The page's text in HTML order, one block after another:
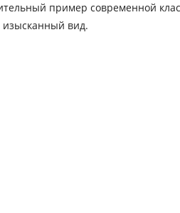
пример современной
изысканный вид.